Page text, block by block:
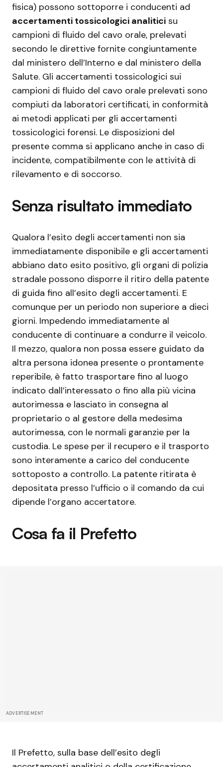
fisica) possono sottoporre i conducenti ad
accertamenti tossicologici analitici su
campioni di fluido del cavo orale, prelevati
secondo le direttive fornite congiuntamente
dal ministero dell’Interno e dal ministero della
Salute. Gli accertamenti tossicologici sui
campioni di fluido del cavo orale prelevati sono
compiuti da laboratori certificati, in conformità
ai metodi applicati per gli accertamenti
tossicologici forensi. Le disposizioni del
presente comma si applicano anche in caso di
incidente, compatibilmente con le attività di
rilevamento e di soccorso.
Senza risultato immediato
Qualora l’esito degli accertamenti non sia
immediatamente disponibile e gli accertamenti
abbiano dato esito positivo, gli organi di polizia
stradale possono disporre il ritiro della patente
di guida fino all’esito degli accertamenti. E
comunque per un periodo non superiore a dieci
giorni. Impedendo immediatamente al
conducente di continuare a condurre il veicolo.
Il mezzo, qualora non possa essere guidato da
altra persona idonea presente o prontamente
reperibile, è fatto trasportare fino al luogo
indicato dall’interessato o fino alla più vicina
autorimessa e lasciato in consegna al
proprietario o al gestore della medesima
autorimessa, con le normali garanzie per la
custodia. Le spese per il recupero e il trasporto
sono interamente a carico del conducente
sottoposto a controllo. La patente ritirata è
depositata presso l’ufficio o il comando da cui
dipende l’organo accertatore.
Cosa fa il Prefetto
ADVERTISEMENT
Il Prefetto, sulla base dell’esito degli